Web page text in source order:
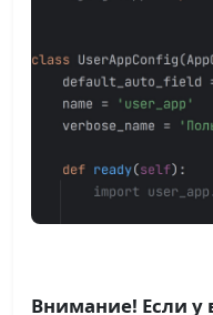
Внимание! Если у